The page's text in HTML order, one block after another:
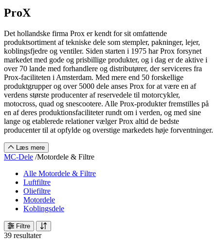
ProX
Det hollandske firma Prox er kendt for sit omfattende
produktsortiment af tekniske dele som stempler, pakninger, lejer,
koblingsfjedre og ventiler. Siden starten i 1975 har Prox forsynet
markedet med gode og prisbillige produkter, og i dag er de aktive i
over 70 lande med forhandlere og distributører, der serviceres fra
Prox-faciliteten i Amsterdam. Med mere end 50 forskellige
produktgrupper og over 5000 dele anses Prox for at være en af
verdens største producenter af reservedele til motorcykler,
motocross, quad og snescootere. Alle Prox-produkter fremstilles på
en af deres produktionsfaciliteter rundt om i verden, og med sine
lange og etablerede relationer vælger Prox altid de bedste
producenter til at opfylde og overstige markedets høje forventninger.
Læs mere
MC-Dele /Motordele & Filtre
Alle Motordele & Filtre
Luftfiltre
Oliefiltre
Motordele
Koblingsdele
Filtre
39 resultater